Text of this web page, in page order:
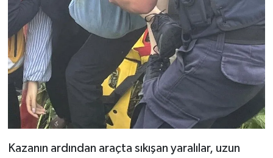
Kazanın ardından araçta sıkışan yaralılar, uzun